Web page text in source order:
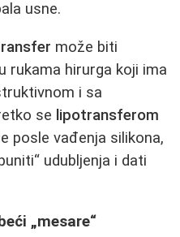
usne.
može biti
rukama hirurga koji ima
i sa
se lipotransferom
posle vađenja silikona,
udubljenja i dati
„mesare“